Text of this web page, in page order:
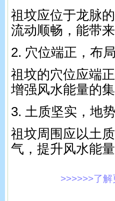
祖坟应位于龙脉
流动顺畅，能带
2. 穴位端正，布
祖坟的穴位应端
增强风水能量的集
3. 土质坚实，地
祖坟周围应以土
气，提升风水能
>>>>>>了